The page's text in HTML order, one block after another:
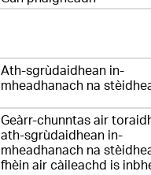
Ath-sgrùdaidhean in-
mheadhanach na
Geàrr-chunntas air
ath-sgrùdaidhean in-
mheadhanach na
fhèin air càileachd is